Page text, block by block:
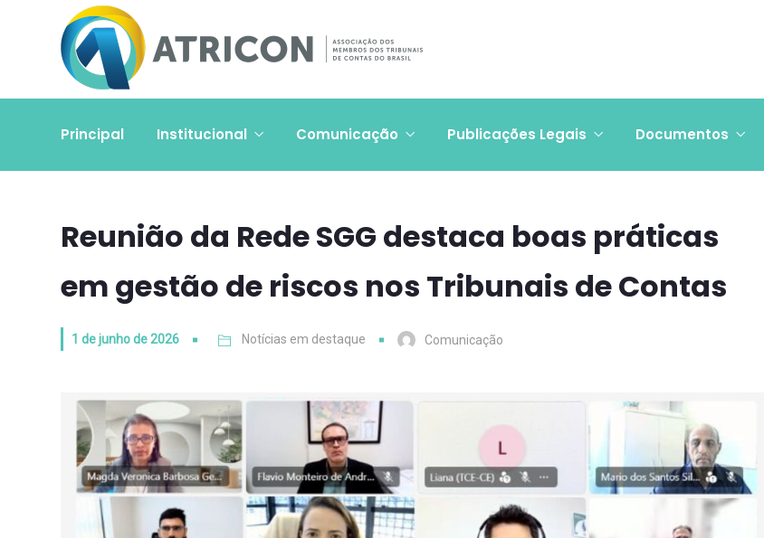
Principal Institucional Comunicação Publicações Legais Documentos
Reunião da Rede SGG destaca boas práticas
em gestão de riscos nos Tribunais de Contas
1 de junho de 2026 Notícias em destaque Comunicação